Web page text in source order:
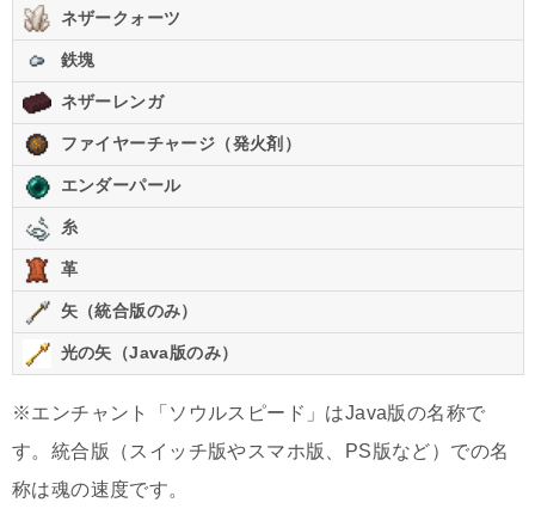
ネザークォーツ
鉄塊
ネザーレンガ
ファイヤーチャージ（発火剤）
エンダーパール
糸
革
矢（統合版のみ）
光の矢（Java版のみ）
※エンチャント「ソウルスピード」はJava版の名称で
す。統合版（スイッチ版やスマホ版、PS版など）での名
称は魂の速度です。